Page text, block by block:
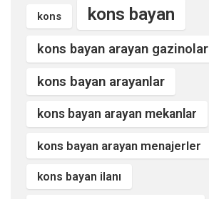
kons kons bayan
kons bayan arayan gazinolar
kons bayan arayanlar
kons bayan arayan mekanlar
kons bayan arayan menajerler
kons bayan ilanı